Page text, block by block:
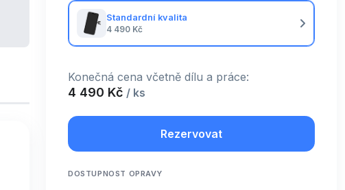
Standardní kvalita
4 490 Kč
Konečná cena včetně dílu a práce:
4 490 Kč / ks
Rezervovat
DOSTUPNOST OPRAVY